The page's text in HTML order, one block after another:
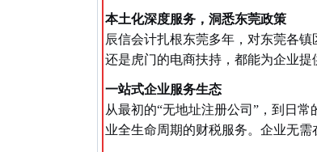
本土化深度服务，洞悉东莞政策
辰信会计扎根东莞多年，对东莞各
还是虎门的电商扶持，都能为企业提
一站式企业服务生态
从最初的“无地址注册公司”，到日
业全生命周期的财税服务。企业无需